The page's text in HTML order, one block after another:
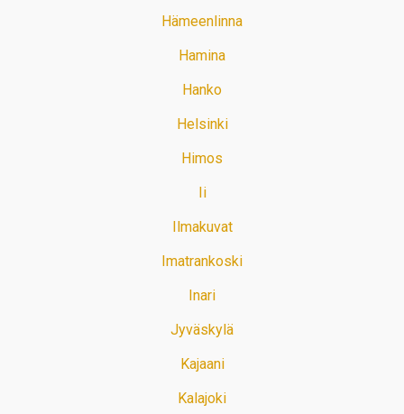
Hämeenlinna
Hamina
Hanko
Helsinki
Himos
Ii
Ilmakuvat
Imatrankoski
Inari
Jyväskylä
Kajaani
Kalajoki